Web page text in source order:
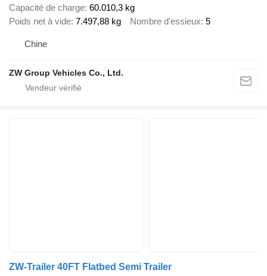
Capacité de charge 60.010,3 kg
Poids net à vide 7.497,88 kg Nombre d'essieux 5
Chine
ZW Group Vehicles Co., Ltd.
ZW-Trailer 40FT Flatbed Semi Trailer